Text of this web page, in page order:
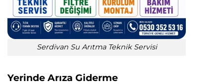
Serdivan Su Arıtma Teknik Servisi
Yerinde Arıza Giderme